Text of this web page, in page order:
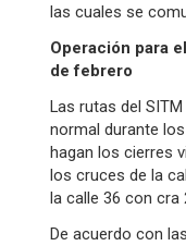
las cuales se
Operación para
de febrero
Las rutas del
normal durante
hagan los cierres
los cruces de la
la calle 36 con cra
De acuerdo con